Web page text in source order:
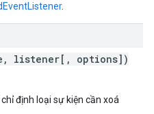
.
listener[, options])
định loại sự kiện cần xoá